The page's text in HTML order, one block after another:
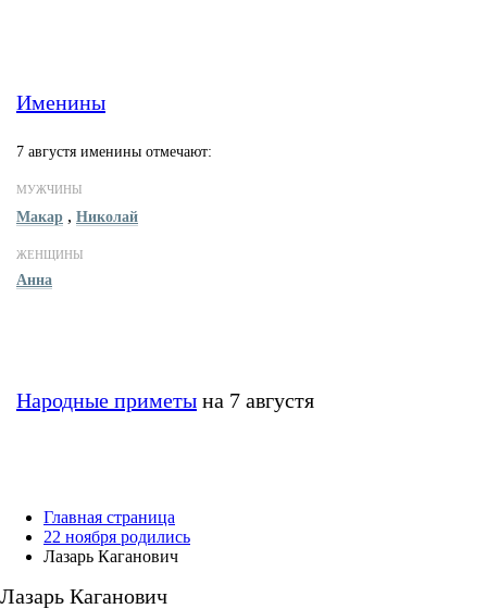
Именины
7 августя именины отмечают:
МУЖЧИНЫ
Макар , Николай
ЖЕНЩИНЫ
Анна
Народные приметы на 7 августя
Главная страница
22 ноября родились
Лазарь Каганович
Лазарь Каганович